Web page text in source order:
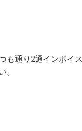
通り2通インボイス
。